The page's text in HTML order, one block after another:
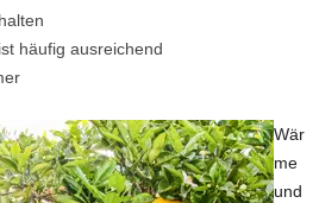
häufig ausreichend
Wär
me
und